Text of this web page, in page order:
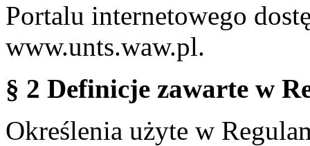
Portalu internetowego
www.unts.waw.pl.
§ 2 Definicje zawarte w
Określenia użyte w